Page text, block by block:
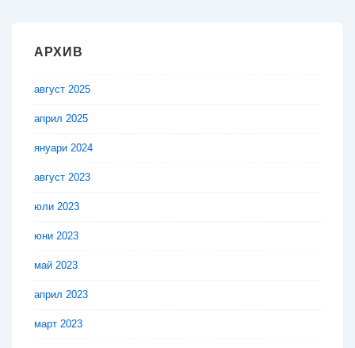
АРХИВ
август 2025
април 2025
януари 2024
август 2023
юли 2023
юни 2023
май 2023
април 2023
март 2023